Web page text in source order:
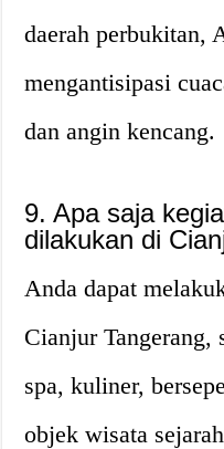
daerah perbukitan,
mengantisipasi
dan angin kencang.
9. Apa saja
dilakukan di
Anda dapat
Cianjur Tangerang,
spa, kuliner,
objek wisata